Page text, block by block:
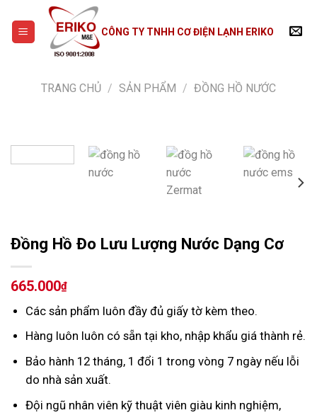
content
CÔNG TY TNHH CƠ ĐIỆN LẠNH ERIKO
TRANG CHỦ / SẢN PHẨM / ĐỒNG HỒ NƯỚC
Đồng Hồ Đo Lưu Lượng Nước Dạng Cơ
665.000₫
Các sản phẩm luôn đầy đủ giấy tờ kèm theo.
Hàng luôn luôn có sẵn tại kho, nhập khẩu giá thành rẻ.
Bảo hành 12 tháng, 1 đổi 1 trong vòng 7 ngày nếu lỗi
do nhà sản xuất.
Đội ngũ nhân viên kỹ thuật viên giàu kinh nghiệm,